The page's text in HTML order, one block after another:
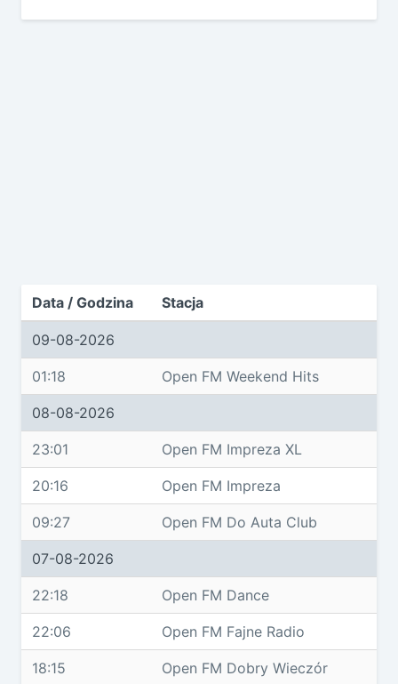
Data / Godzina Stacja
09-08-2026
01:18 Open FM Weekend Hits
08-08-2026
23:01 Open FM Impreza XL
20:16 Open FM Impreza
09:27 Open FM Do Auta Club
07-08-2026
22:18 Open FM Dance
22:06 Open FM Fajne Radio
18:15 Open FM Dobry Wieczór